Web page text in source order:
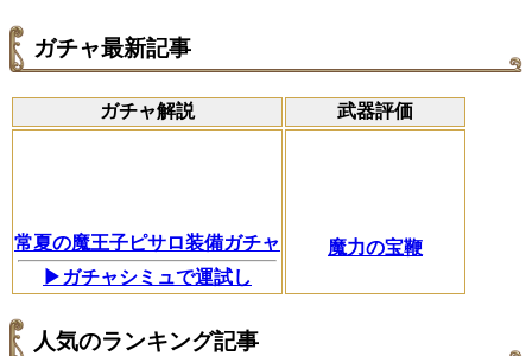
ガチャ最新記事
ガチャ解説 武器評価
常夏の魔王子ピサロ装備ガチャ
▶ガチャシミュで運試し
魔力の宝鞭
人気のランキング記事